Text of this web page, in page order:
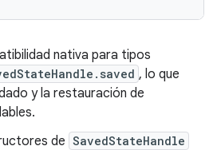
nativa para tipos
, lo que
y la restauración de
de SavedStateHandle